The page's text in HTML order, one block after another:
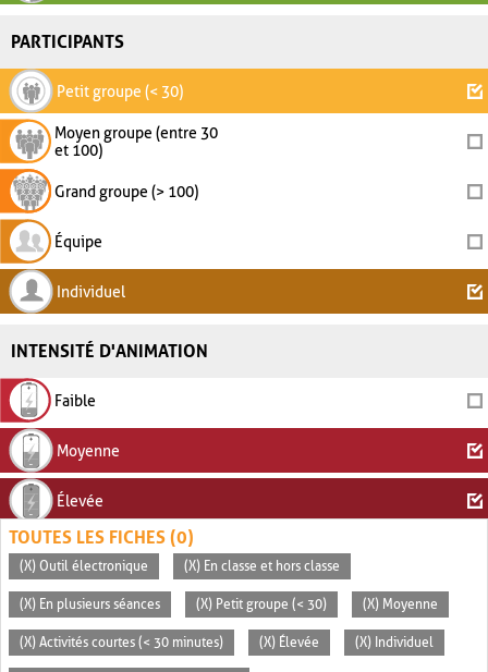
PARTICIPANTS
Petit groupe (< 30)
Moyen groupe (entre 30
et 100)
Grand groupe (> 100)
Équipe
Individuel
INTENSITÉ D'ANIMATION
Faible
Moyenne
Élevée
TOUTES LES FICHES (0)
(X) Outil électronique (X) En classe et hors classe
(X) En plusieurs séances (X) Petit groupe (< 30) (X) Moyenne
(X) Activités courtes (< 30 minutes) (X) Élevée (X) Individuel